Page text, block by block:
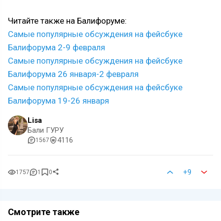
Читайте также на Балифоруме:
Самые популярные обсуждения на фейсбуке
Балифорума 2-9 февраля
Самые популярные обсуждения на фейсбуке
Балифорума 26 января-2 февраля
Самые популярные обсуждения на фейсбуке
Балифорума 19-26 января
Lisa
Бали ГУРУ
1567 4116
1757 1 0 +9
Смотрите также